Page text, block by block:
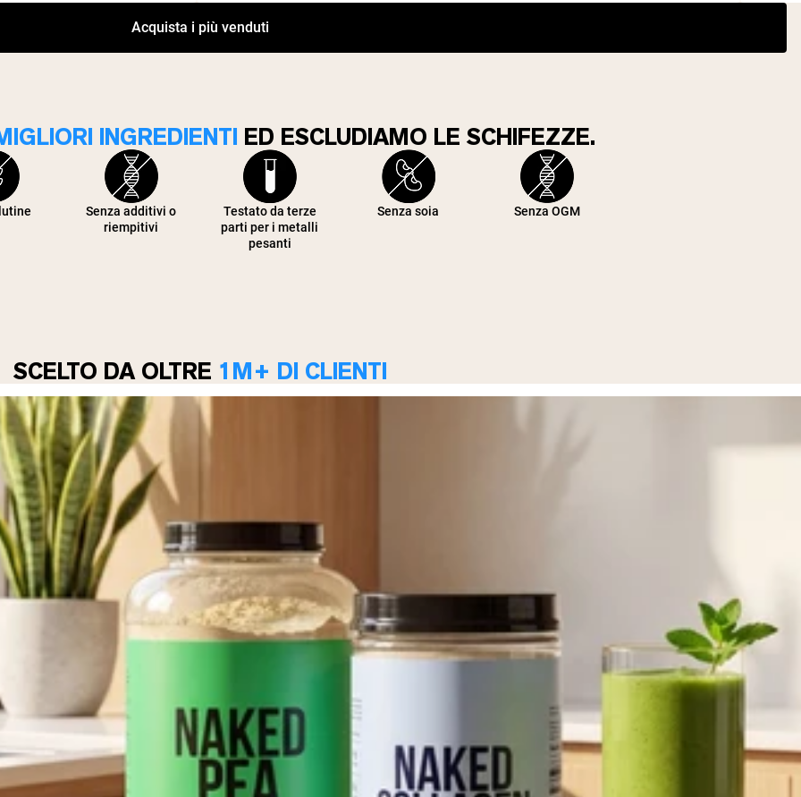
Acquista i più venduti
INGREDIENTI ED ESCLUDIAMO LE SCHIFEZZE.
Senza additivi o
riempitivi
Testato da terze
parti per i metalli
pesanti
Senza soia Senza OGM
SCELTO DA OLTRE 1M+ DI CLIENTI
Country: Language:
Acquista Ora